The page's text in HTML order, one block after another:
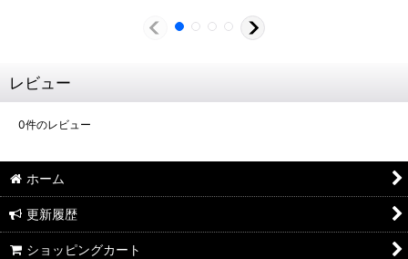
レビュー
0件のレビュー
ホーム
更新履歴
ショッピングカート